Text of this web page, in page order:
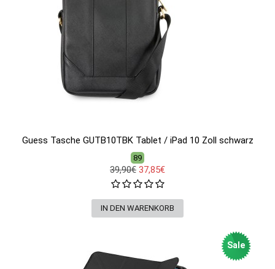
Guess Tasche GUTB10TBK Tablet / iPad 10 Zoll schwarz
89
39,90€ 37,85€
Sale